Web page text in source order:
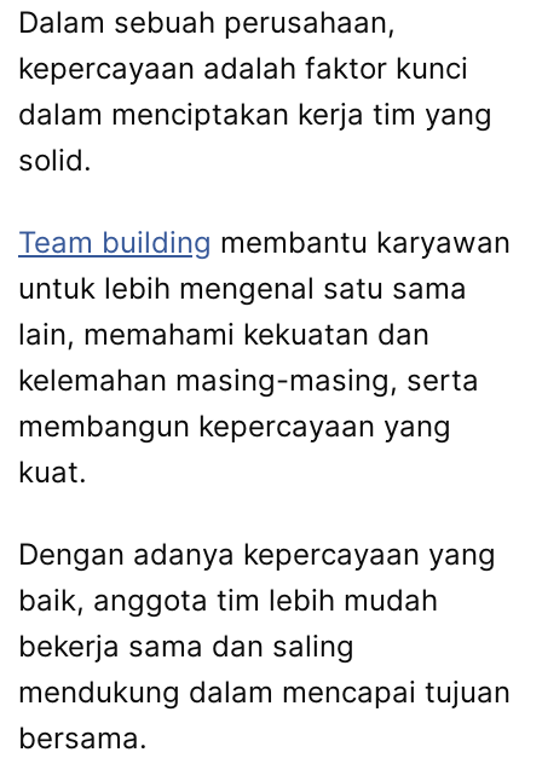
Dalam sebuah perusahaan,
kepercayaan adalah faktor kunci
dalam menciptakan kerja tim yang
solid.
Team building membantu karyawan
untuk lebih mengenal satu sama
lain, memahami kekuatan dan
kelemahan masing-masing, serta
membangun kepercayaan yang
kuat.
Dengan adanya kepercayaan yang
baik, anggota tim lebih mudah
bekerja sama dan saling
mendukung dalam mencapai tujuan
bersama.